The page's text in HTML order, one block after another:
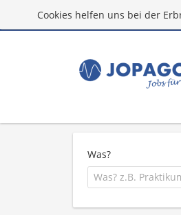
Cookies helfen uns bei der
Was?